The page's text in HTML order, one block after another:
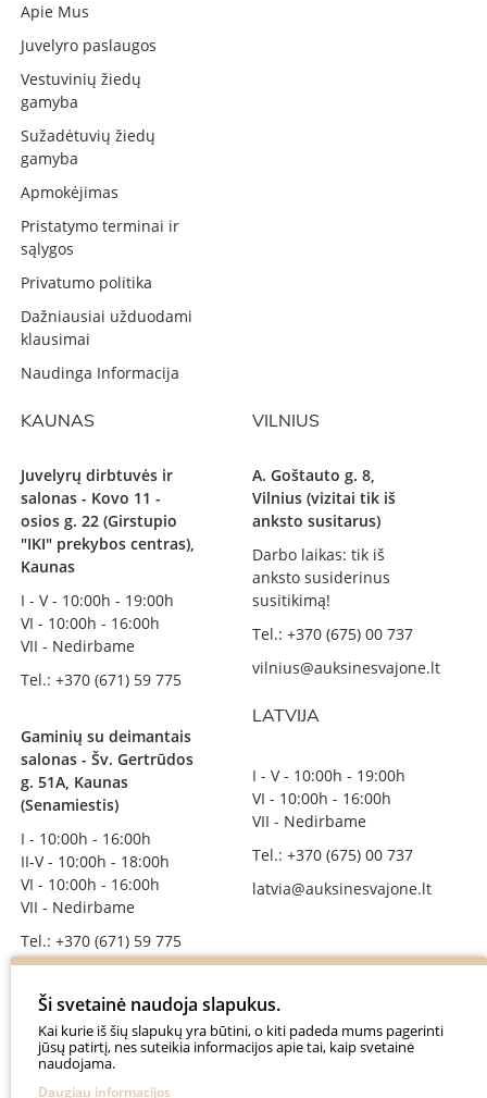
Apie Mus
Juvelyro paslaugos
Vestuvinių žiedų
gamyba
Sužadėtuvių žiedų
gamyba
Apmokėjimas
Pristatymo terminai ir
sąlygos
Privatumo politika
Dažniausiai užduodami
klausimai
Naudinga Informacija
KAUNAS
Juvelyrų dirbtuvės ir
salonas - Kovo 11 -
osios g. 22 (Girstupio
"IKI" prekybos centras),
Kaunas
I - V - 10:00h - 19:00h
VI - 10:00h - 16:00h
VII - Nedirbame
Tel.: +370 (671) 59 775
Gaminių su deimantais
salonas - Šv. Gertrūdos
g. 51A, Kaunas
(Senamiestis)
I - 10:00h - 16:00h
II-V - 10:00h - 18:00h
VI - 10:00h - 16:00h
VII - Nedirbame
Tel.: +370 (671) 59 775
SEKITE MUS
auksinesvajone
VILNIUS
A. Goštauto g. 8,
Vilnius (vizitai tik iš
anksto susitarus)
Darbo laikas: tik iš
anksto susiderinus
susitikimą!
Tel.: +370 (675) 00 737
vilnius@auksinesvajone.lt
LATVIJA
I - V - 10:00h - 19:00h
VI - 10:00h - 16:00h
VII - Nedirbame
Tel.: +370 (675) 00 737
latvia@auksinesvajone.lt
Ši svetainė naudoja slapukus.
Kai kurie iš šių slapukų yra būtini, o kiti padeda mums pagerinti
jūsų patirtį, nes suteikia informacijos apie tai, kaip svetainė
naudojama.
Daugiau informacijos